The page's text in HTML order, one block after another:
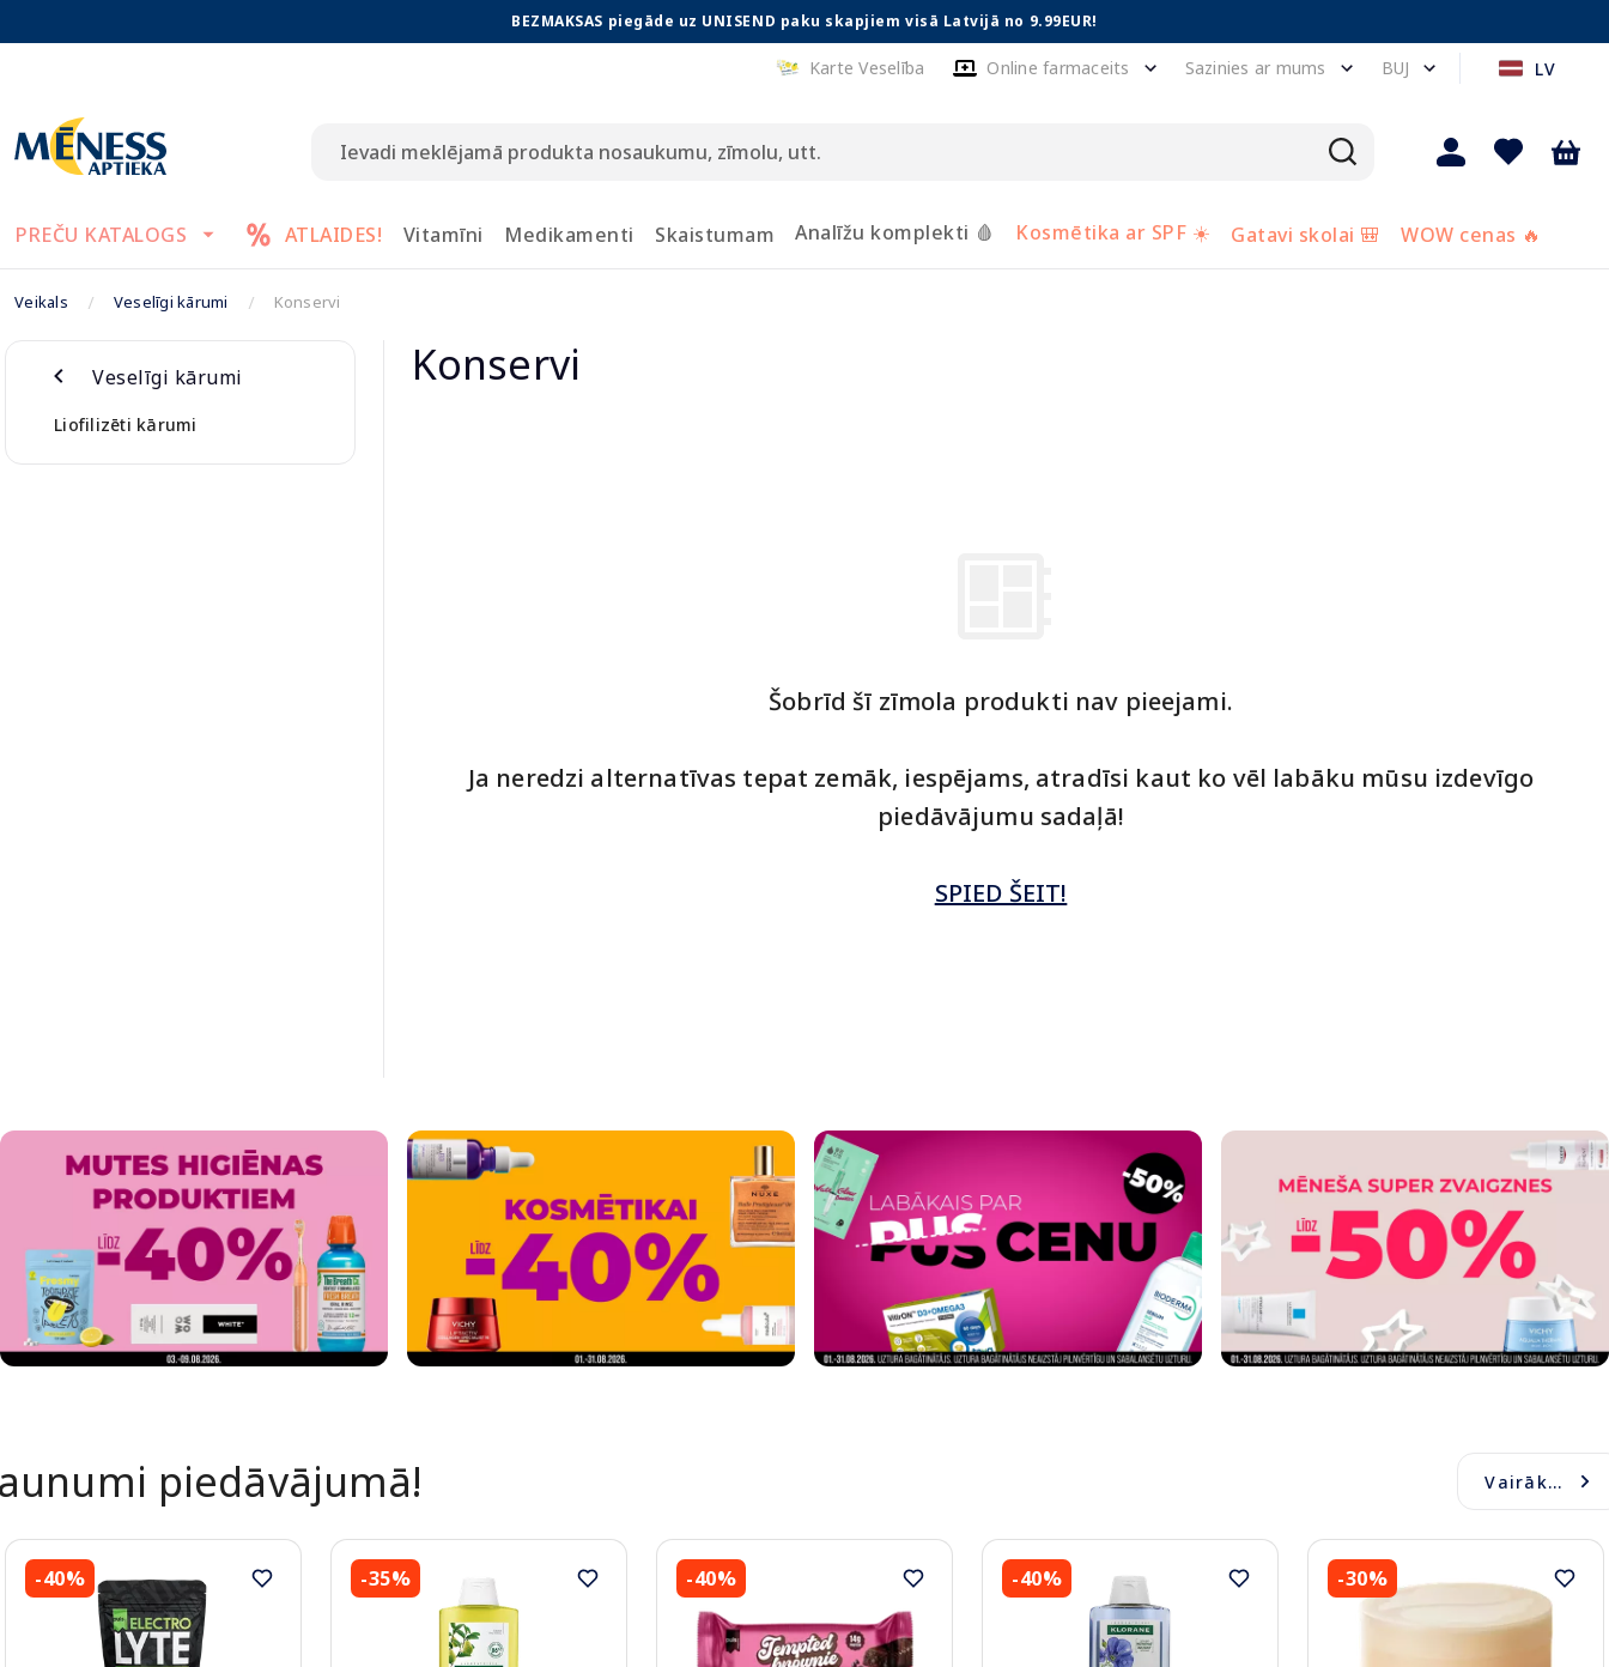
BEZMAKSAS piegāde uz UNISEND paku skapjiem visā Latvijā no 9.99EUR!
Karte Veselība Online farmaceits Sazinies ar mums BUJ LV
PREČU KATALOGS ATLAIDES! Vitamīni Medikamenti Skaistumam Analīžu komplekti 🩸 Kosmētika ar SPF ☀️ Gatavi skolai 🎒 WOW cenas 🔥
Veikals Veselīgi kārumi Konservi
Veselīgi kārumi
Liofilizēti kārumi
Konservi
Šobrīd šī zīmola produkti nav pieejami.
Ja neredzi alternatīvas tepat zemāk, iespējams, atradīsi kaut ko vēl labāku mūsu izdevīgo
piedāvājumu sadaļā!
SPIED ŠEIT!
piedāvājumā! Vairāk...
-40% -35% -40% -40% -30%